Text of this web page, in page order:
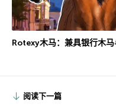
Rotexy木马：兼具银行木
阅读下一篇